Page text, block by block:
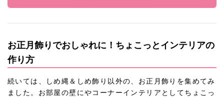
お正月飾りでおしゃれに！ちょこっとインテリアの
作り方
続いては、しめ縄＆しめ飾り以外の、お正月飾りを集めてみ
ました。お部屋の壁にやコーナーインテリアとしてちょこっ